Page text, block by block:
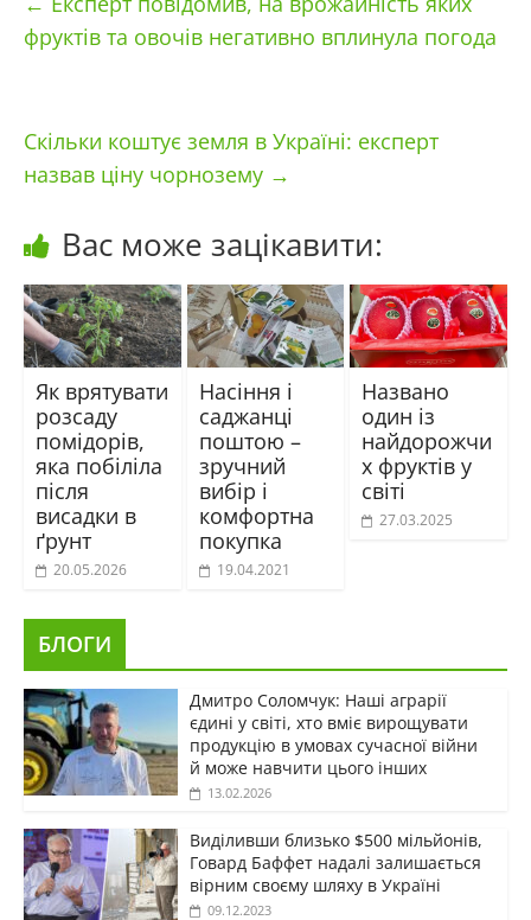
фруктів та овочів негативно вплинула погода
Скільки коштує земля в Україні: експерт
назвав ціну чорнозему →
Вас може зацікавити:
Як врятувати
розсаду
помідорів,
яка побіліла
після
висадки в
ґрунт
20.05.2026
Насіння і
саджанці
поштою –
зручний
вибір і
комфортна
покупка
19.04.2021
Названо
один із
найдорожчи
х фруктів у
світі
27.03.2025
БЛОГИ
Дмитро Соломчук: Наші аграрії
єдині у світі, хто вміє вирощувати
продукцію в умовах сучасної війни
й може навчити цього інших
13.02.2026
Виділивши близько $500 мільйонів,
Говард Баффет надалі залишається
вірним своєму шляху в Україні
09.12.2023